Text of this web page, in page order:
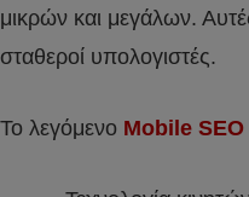
μικρών και μεγάλων.
σταθεροί υπολογιστές.
Το λεγόμενο Mobile SEO